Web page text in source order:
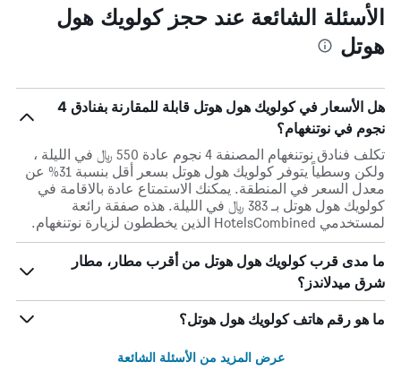
الأسئلة الشائعة عند حجز كولويك هول
هوتل
هل الأسعار في كولويك هول هوتل قابلة للمقارنة بفنادق 4
نجوم في نوتنغهام؟
تكلف فنادق نوتنغهام المصنفة 4 نجوم عادة 550 ﷼ في الليلة ،
ولكن وسطياً يتوفر كولويك هول هوتل بسعر أقل بنسبة 31% عن
معدل السعر في المنطقة. يمكنك الاستمتاع عادة بالاقامة في
كولويك هول هوتل بـ 383 ﷼ في الليلة. هذه صفقة رائعة
لمستخدمي HotelsCombined الذين يخططون لزيارة نوتنغهام.
ما مدى قرب كولويك هول هوتل من أقرب مطار، مطار
شرق ميدلاندز؟
ما هو رقم هاتف كولويك هول هوتل؟
عرض المزيد من الأسئلة الشائعة